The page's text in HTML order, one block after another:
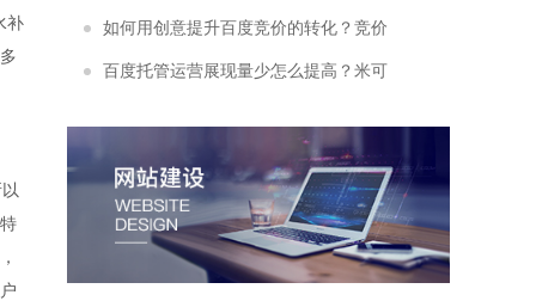
补
何解决
如何用创意提升百度竞价的转化？竞价
托管公司常用秘诀分享
百度托管运营展现量少怎么提高？米可